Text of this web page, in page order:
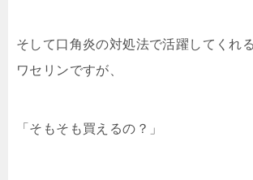
そして口角炎の対処法で活躍してくれ
ワセリンですが、
「そもそも買えるの？」